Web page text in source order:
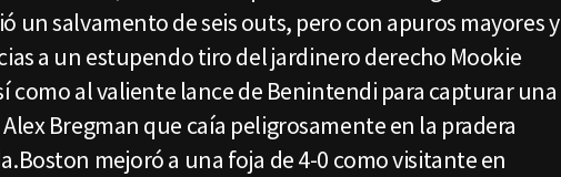
un salvamento de seis outs, pero con apuros mayores y
a un estupendo tiro del jardinero derecho Mookie
como al valiente lance de Benintendi para capturar una
Bregman que caía peligrosamente en la pradera
mejoró a una foja de 4-0 como visitante en